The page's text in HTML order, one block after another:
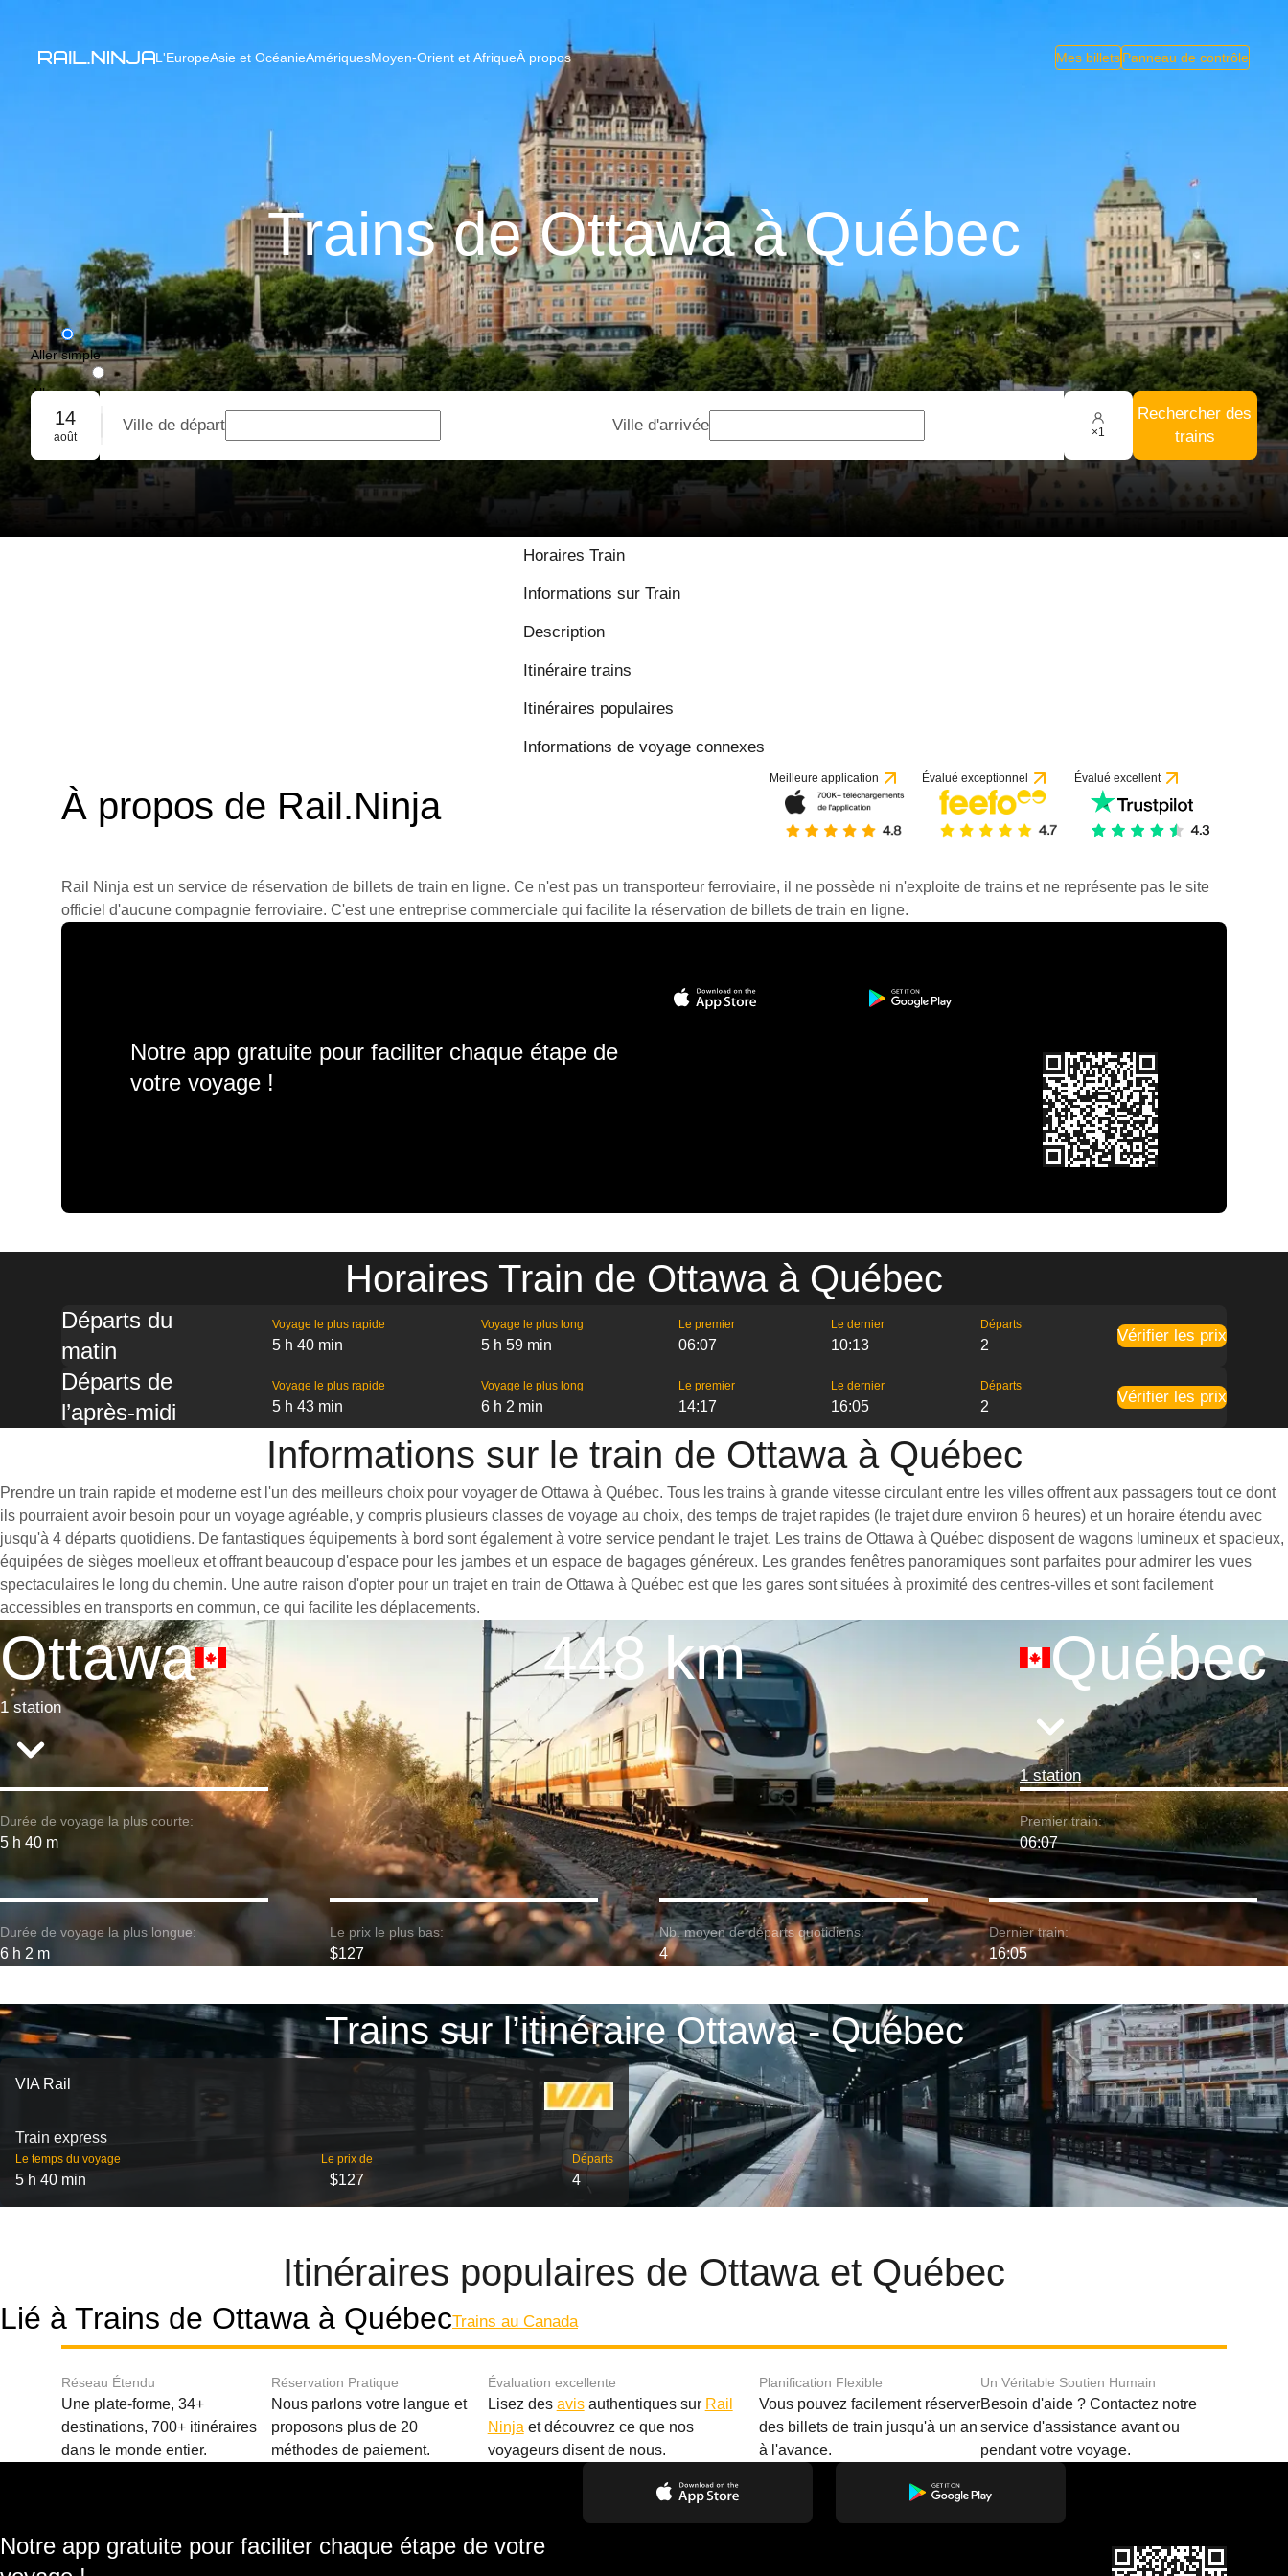
L'EuropeAsie et OcéanieAmériquesMoyen-Orient et AfriqueÀ propos Mes billetsPanneau de contrôle
Trains de Ottawa à Québec
Aller simple
Aller-retour
Réservation de groupe
14
août
Ville de départ Ville d'arrivée ×1
Rechercher des
trains
Horaires Train
Informations sur Train
Description
Itinéraire trains
Itinéraires populaires
Informations de voyage connexes
À propos de Rail.Ninja
Meilleure application Évalué exceptionnel Évalué excellent
Rail Ninja est un service de réservation de billets de train en ligne. Ce n'est pas un transporteur ferroviaire, il ne possède ni n'exploite de trains et ne représente pas le site
officiel d'aucune compagnie ferroviaire. C'est une entreprise commerciale qui facilite la réservation de billets de train en ligne.
Notre app gratuite pour faciliter chaque étape de
votre voyage !
Horaires Train de Ottawa à Québec
Départs du
matin
Voyage le plus rapide
5 h 40 min
Voyage le plus long
5 h 59 min
Le premier
06:07
Le dernier
10:13
Départs
2
Vérifier les prix
Départs de
l’après-midi
Voyage le plus rapide
5 h 43 min
Voyage le plus long
6 h 2 min
Le premier
14:17
Le dernier
16:05
Départs
2
Vérifier les prix
Informations sur le train de Ottawa à Québec
Prendre un train rapide et moderne est l'un des meilleurs choix pour voyager de Ottawa à Québec. Tous les trains à grande vitesse circulant entre les villes offrent aux passagers tout ce dont
ils pourraient avoir besoin pour un voyage agréable, y compris plusieurs classes de voyage au choix, des temps de trajet rapides (le trajet dure environ 6 heures) et un horaire étendu avec
jusqu'à 4 départs quotidiens. De fantastiques équipements à bord sont également à votre service pendant le trajet. Les trains de Ottawa à Québec disposent de wagons lumineux et spacieux,
équipées de sièges moelleux et offrant beaucoup d'espace pour les jambes et un espace de bagages généreux. Les grandes fenêtres panoramiques sont parfaites pour admirer les vues
spectaculaires le long du chemin. Une autre raison d'opter pour un trajet en train de Ottawa à Québec est que les gares sont situées à proximité des centres-villes et sont facilement
accessibles en transports en commun, ce qui facilite les déplacements.
Ottawa
1 station
448 km Québec
1 station
Durée de voyage la plus courte:
5 h 40 m
Premier train:
06:07
Durée de voyage la plus longue:
6 h 2 m
Le prix le plus bas:
$127
Nb. moyen de départs quotidiens:
4
Dernier train:
16:05
Trains sur l’itinéraire Ottawa - Québec
VIA Rail
Train express
Le temps du voyage
5 h 40 min
Le prix de
$127
Départs
4
Itinéraires populaires de Ottawa et Québec
9 / 10 basé sur 57 avis
Lié à Trains de Ottawa à QuébecTrains au Canada
Réseau Étendu
Une plate-forme, 34+
destinations, 700+ itinéraires
dans le monde entier.
Réservation Pratique
Nous parlons votre langue et
proposons plus de 20
méthodes de paiement.
Évaluation excellente
Lisez des avisauthentiques sur Rail
Ninja et découvrez ce que nos
voyageurs disent de nous.
Planification Flexible
Vous pouvez facilement réserver
des billets de train jusqu'à un an
à l'avance.
Un Véritable Soutien Humain
Besoin d'aide ? Contactez notre
service d'assistance avant ou
pendant votre voyage.
Notre app gratuite pour faciliter chaque étape de votre